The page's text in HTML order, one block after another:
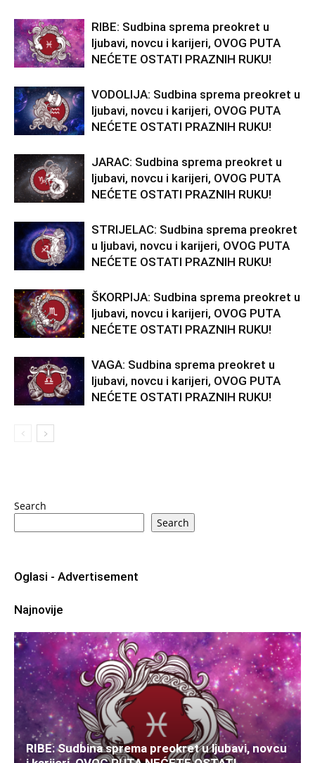
RIBE: Sudbina sprema preokret u
ljubavi, novcu i karijeri, OVOG PUTA
NEĆETE OSTATI PRAZNIH RUKU!
VODOLIJA: Sudbina sprema preokret u
ljubavi, novcu i karijeri, OVOG PUTA
NEĆETE OSTATI PRAZNIH RUKU!
JARAC: Sudbina sprema preokret u
ljubavi, novcu i karijeri, OVOG PUTA
NEĆETE OSTATI PRAZNIH RUKU!
STRIJELAC: Sudbina sprema preokret
u ljubavi, novcu i karijeri, OVOG PUTA
NEĆETE OSTATI PRAZNIH RUKU!
ŠKORPIJA: Sudbina sprema preokret u
ljubavi, novcu i karijeri, OVOG PUTA
NEĆETE OSTATI PRAZNIH RUKU!
VAGA: Sudbina sprema preokret u
ljubavi, novcu i karijeri, OVOG PUTA
NEĆETE OSTATI PRAZNIH RUKU!
Search
Search
Oglasi - Advertisement
Najnovije
RIBE: Sudbina sprema preokret u ljubavi, novcu